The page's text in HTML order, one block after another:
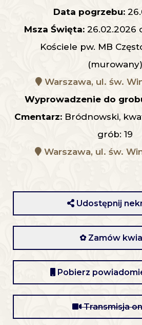
Data pogrzebu:
Msza Święta:26.02.2026
Kościele pw. MB
(murowany)
Warszawa, ul. św.
Wyprowadzenie do
Cmentarz: Bródnowski,
grób: 19
Warszawa, ul. św.
Udostępnij
✿ Zamów
Pobierz
Transmisja